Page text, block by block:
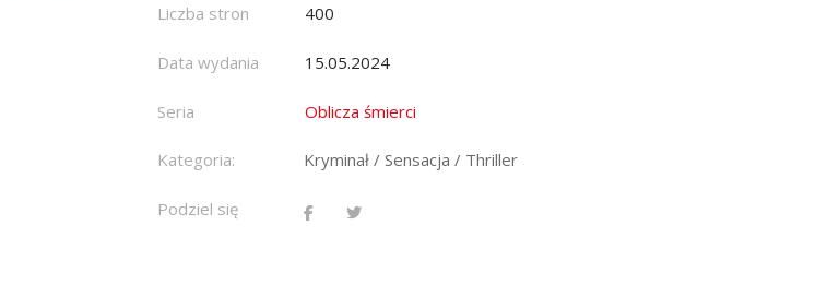
Liczba stron 400
Data wydania 15.05.2024
Seria Oblicza śmierci
Kategoria: Kryminał / Sensacja / Thriller
Podziel się